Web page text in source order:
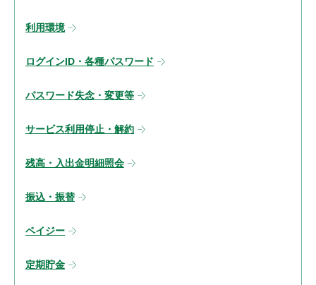
利用環境
ログインID・各種パスワード
パスワード失念・変更等
サービス利用停止・解約
残高・入出金明細照会
振込・振替
ペイジー
定期貯金